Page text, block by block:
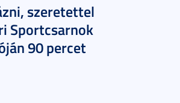
szeretettel
Sportcsarnok
90 percet